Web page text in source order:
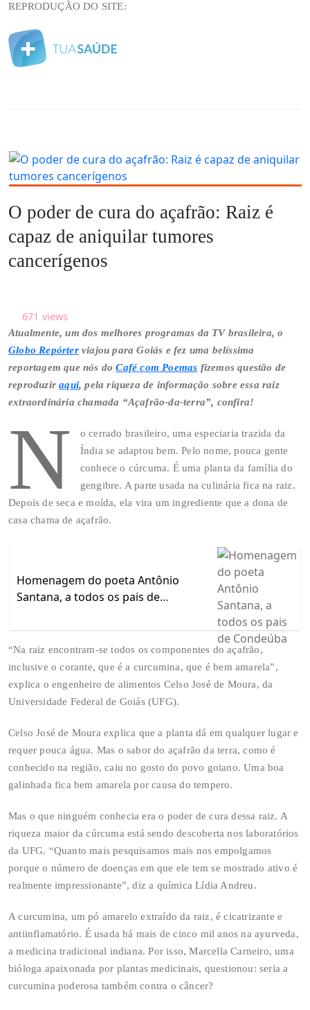
REPRODUÇÃO DO SITE:
O poder de cura do açafrão: Raiz é
capaz de aniquilar tumores
cancerígenos
671 views
Atualmente, um dos melhores programas da TV brasileira, o
Globo Repórterviajou para Goiás e fez uma belíssima
reportagem que nós doCafé com Poemas fizemos questão de
reproduziraqui, pela riqueza de informação sobre essa raiz
extraordinária chamada “Açafrão-da-terra”, confira!
N
o cerrado brasileiro, uma especiaria trazida da
Índia se adaptou bem. Pelo nome, pouca gente
conhece o cúrcuma. É uma planta da família do
gengibre. A parte usada na culinária fica na raiz.
Depois de seca e moída, ela vira um ingrediente que a dona de
casa chama de açafrão.
Homenagem do poeta Antônio
Santana, a todos os pais de
“Na raiz encontram-se todos os componentes do açafrão,
inclusive o corante, que é a curcumina, que é bem amarela”,
explica o engenheiro de alimentos Celso José de Moura, da
Universidade Federal de Goiás (UFG).
Celso José de Moura explica que a planta dá em qualquer lugar e
requer pouca água. Mas o sabor do açafrão da terra, como é
conhecido na região, caiu no gosto do povo goiano. Uma boa
galinhada fica bem amarela por causa do tempero.
Mas o que ninguém conhecia era o poder de cura dessa raiz. A
riqueza maior da cúrcuma está sendo descoberta nos laboratórios
da UFG. “Quanto mais pesquisamos mais nos empolgamos
porque o número de doenças em que ele tem se mostrado ativo é
realmente impressionante”, diz a química Lídia Andreu.
A curcumina, um pó amarelo extraído da raiz, é cicatrizante e
antiinflamatório. É usada há mais de cinco mil anos na ayurveda,
a medicina tradicional indiana. Por isso, Marcella Carneiro, uma
bióloga apaixonada por plantas medicinais, questionou: seria a
curcumina poderosa também contra o câncer?